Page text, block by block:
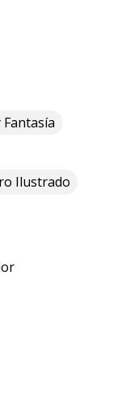
primera vez que
inédito.
disfrutarán
páginas, una
autor.
Ilustrado